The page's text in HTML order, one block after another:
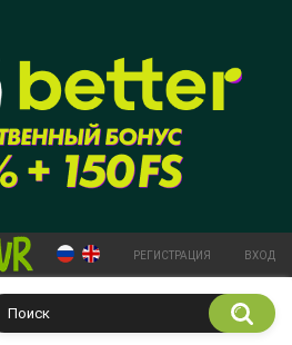
РЕГИСТРАЦИЯ ВХОД